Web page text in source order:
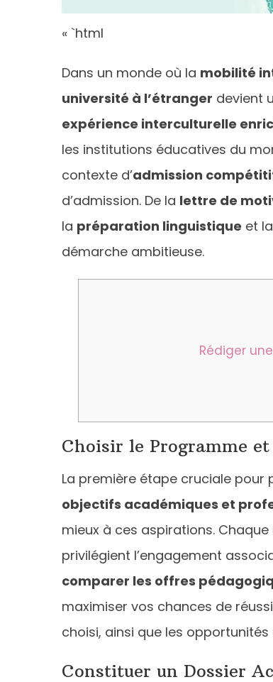
« `html
Dans un monde où la mobilité
université à l’étranger devient
expérience interculturelle
les institutions éducatives du
contexte d’admission
d’admission. De la lettre de
la préparation linguistique et
démarche ambitieuse.
Rédiger
Choisir le Programme
La première étape cruciale
objectifs académiques et
mieux à ces aspirations.
privilégient l’engagement
comparer les offres
maximiser vos chances de
choisi, ainsi que les
Constituer un Dossier